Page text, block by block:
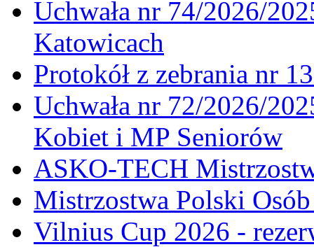
Uchwała nr 74/2026/
Katowicach
Protokół z zebrania nr
Uchwała nr 72/2026/
Kobiet i MP Seniorów
ASKO-TECH
Mistrzostwa Polski
Vilnius Cup 2026 -